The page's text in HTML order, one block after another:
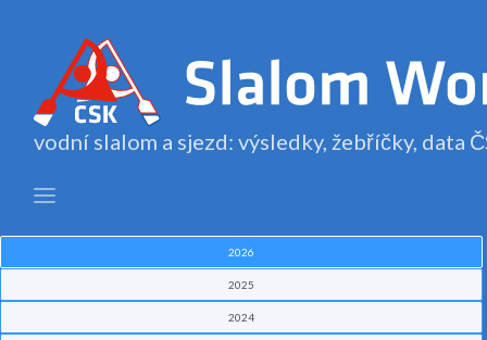
vodní slalom a sjezd: výsledky, žebříčky, data
2026
2025
2024